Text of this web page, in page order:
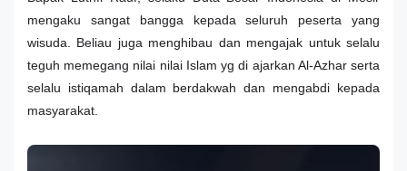
mengaku sangat bangga kepada seluruh peserta yang
wisuda. Beliau juga menghibau dan mengajak untuk selalu
teguh memegang nilai nilai Islam yg di ajarkan Al-Azhar serta
selalu istiqamah dalam berdakwah dan mengabdi kepada
masyarakat.